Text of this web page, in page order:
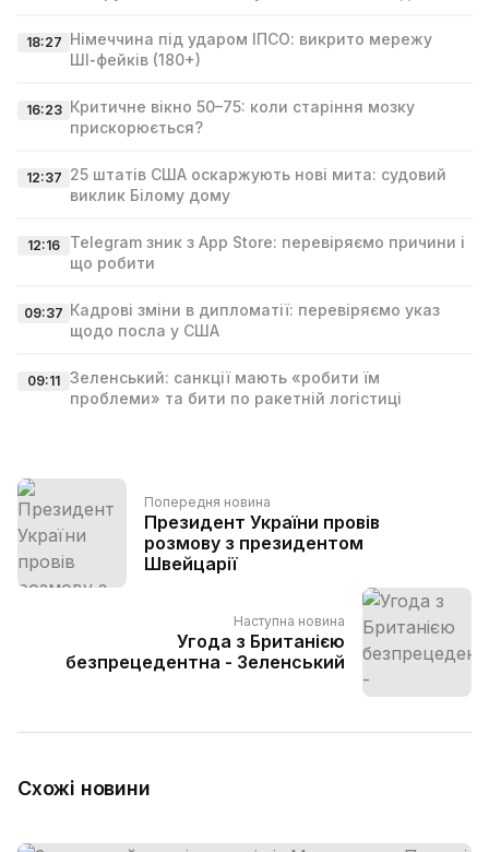
18:27 Німеччина під ударом ІПСО: викрито мережу
ШІ‑фейків (180+)
16:23 Критичне вікно 50–75: коли старіння мозку
прискорюється?
12:37 25 штатів США оскаржують нові мита: судовий
виклик Білому дому
12:16
Telegram зник з App Store: перевіряємо причини і
що робити
09:37 Кадрові зміни в дипломатії: перевіряємо указ
щодо посла у США
09:11 Зеленський: санкції мають «робити їм
проблеми» та бити по ракетній логістиці
Попередня новина
Президент України провів
розмову з президентом
Швейцарії
Наступна новина
Угода з Британією
безпрецедентна - Зеленський
Схожі новини